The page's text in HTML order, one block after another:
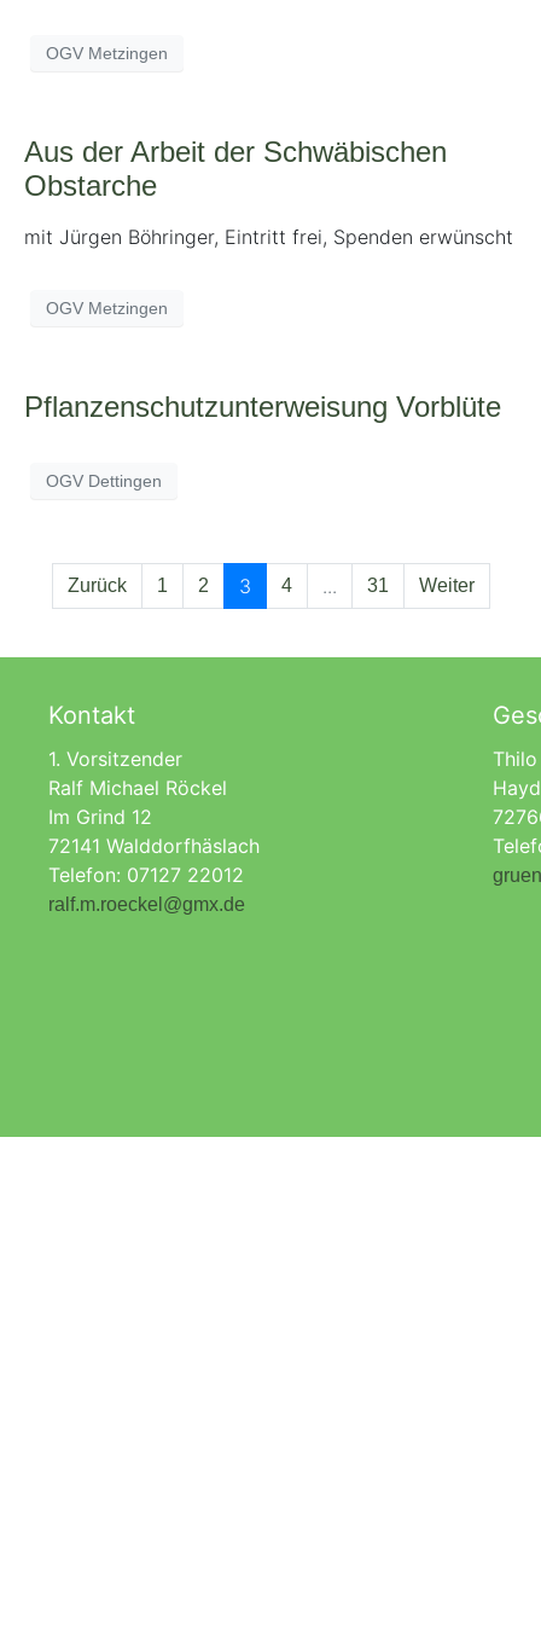
OGV Metzingen
Aus der Arbeit der Schwäbischen
Obstarche
mit Jürgen Böhringer, Eintritt frei, Spenden erwünscht
OGV Metzingen
Pflanzenschutzunterweisung Vorblüte
OGV Dettingen
Zurück 1 2 3 4 ... 31 Weiter
Kontakt
1. Vorsitzender
Ralf Michael Röckel
Im Grind 12
72141 Walddorfhäslach
Telefon: 07127 22012
ralf.m.roeckel@gmx.de